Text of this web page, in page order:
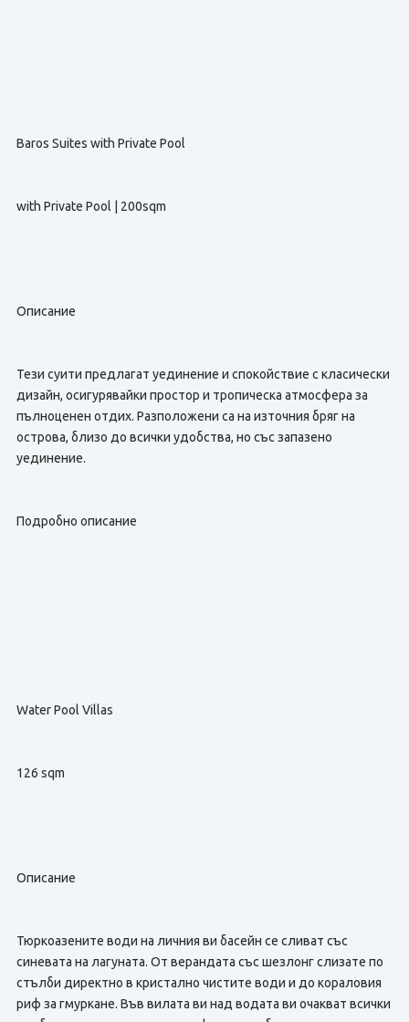
Baros Suites with Private Pool
with Private Pool | 200sqm
Описание
Тези суити предлагат уединение и спокойствие с класически
дизайн, осигурявайки простор и тропическа атмосфера за
пълноценен отдих. Разположени са на източния бряг на
острова, близо до всички удобства, но със запазено
уединение.
Подробно описание
Water Pool Villas
126 sqm
Описание
Тюркоазените води на личния ви басейн се сливат със
синевата на лагуната. От верандата със шезлонг слизате по
стълби директно в кристално чистите води и до кораловия
риф за гмуркане. Във вилата ви над водата ви очакват всички